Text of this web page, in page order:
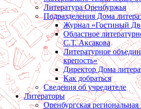
Литература Оренбуржья
Подразделения Дома
Журнал «Гостиный
Областное
С.Т. Аксакова
Литературное
крепость»
Директор Дома
Как добраться
Сведения об учредителе
Литераторы
Оренбургская региональная